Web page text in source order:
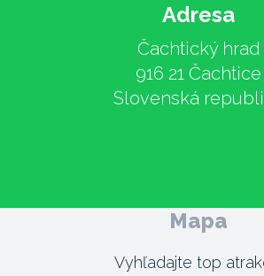
Adresa
Čachtický hrad
916 21 Čachtice
Slovenská
Mapa
Vyhľadajte top